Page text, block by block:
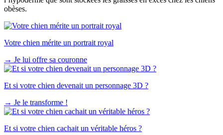
obèses.
Votre chien mérite un portrait royal
→ Je lui offre sa couronne
Et si votre chien devenait un personnage 3D ?
→ Je le transforme !
Et si votre chien cachait un véritable héros ?